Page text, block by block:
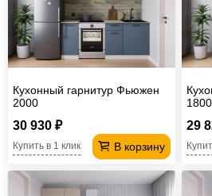
Кухонный гарнитур Фьюжен
2000
30 930 ₽
В корзину
Купить в 1 клик
1800
29